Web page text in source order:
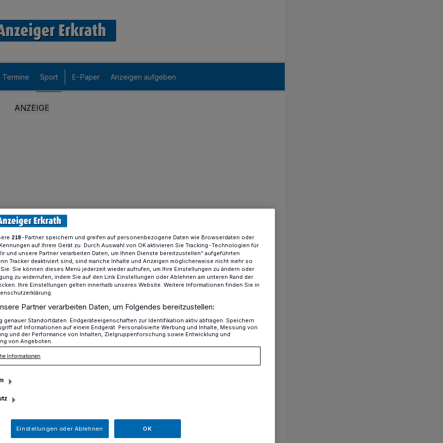
Termine Sport E-Paper Anzeigen aufgeben
wird Bolzplatzkönig 2022?
des beliebten Fußball-
Wer wird
2022?
und Jungen nahmen während der
Tour des FC Parea Schimmelbusch
den einzelnen Standorten in Alt-
den Bolzplatzkönig 2022
218-Partner speichern und greifen auf personenbezogene Daten wie Browserdaten oder
auf Ihrem Gerät zu. Durch Auswahl von OK aktivieren Sie Tracking-Technologien für
und unsere Partner verarbeiten Daten, um Ihnen Dienste bereitzustellen“ aufgeführten
Tracker deaktiviert sind, sind manche Inhalte und Anzeigen möglicherweise nicht mehr so
Sie können dieses Menü jederzeit wieder aufrufen, um Ihre Einstellungen zu ändern oder
zu widerrufen, indem Sie auf den Link Einstellungen oder Ablehnen am unteren Rand der
Ihre Einstellungen gelten innerhalb unseres Website. Weitere Informationen finden Sie in
Partner verarbeiten Daten, um Folgendes bereitzustellen:
genauer Standortdaten. Endgeräteeigenschaften zur Identifikation aktiv abfragen. Speichern
auf Informationen auf einem Endgerät. Personalisierte Werbung und Inhalte, Messung von
und der Performance von Inhalten, Zielgruppenforschung sowie Entwicklung und
von Angeboten.
Informationen
Einstellungen oder Ablehnen OK